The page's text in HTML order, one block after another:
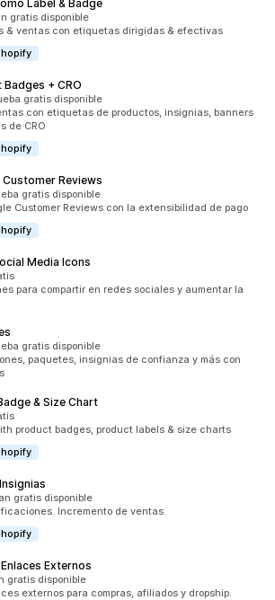
Label & Badge
total
gratis disponible
& ventas con etiquetas dirigidas & efectivas
+ CRO
totalgratis disponible
con etiquetas de productos, insignias, banners
de CRO
Reviews
totalgratis disponible
Customer Reviews con la extensibilidad de pago
Media Icons
para compartir en redes sociales y aumentar la
totalgratis disponible
paquetes, insignias de confianza y más con
& Size Chart
total
product badges, product labels & size charts
total
gratis disponible
Incremento de ventas.
Externos
total
gratis disponible
externos para compras, afiliados y dropship.